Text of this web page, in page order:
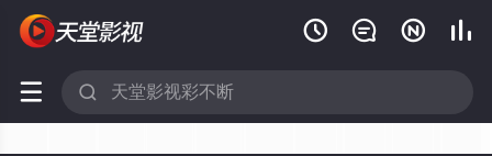
   
 